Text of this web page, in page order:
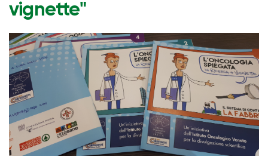
vignette"